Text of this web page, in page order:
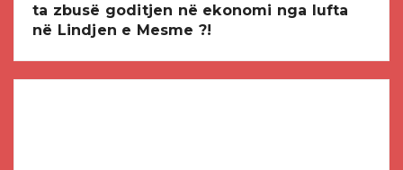
ta zbusë goditjen në ekonomi nga lufta
në Lindjen e Mesme ?!